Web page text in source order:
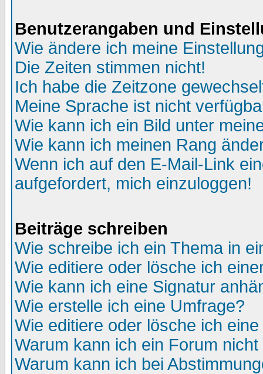
Benutzerangaben und
Wie ändere ich meine
Die Zeiten stimmen nicht!
Ich habe die Zeitzone
Meine Sprache ist nicht
Wie kann ich ein Bild unter
Wie kann ich meinen Rang
Wenn ich auf den E-Mail-Link
aufgefordert, mich einzuloggen!
Beiträge schreiben
Wie schreibe ich ein Thema in
Wie editiere oder lösche ich
Wie kann ich eine Signatur
Wie erstelle ich eine Umfrage?
Wie editiere oder lösche ich
Warum kann ich ein Forum
Warum kann ich bei